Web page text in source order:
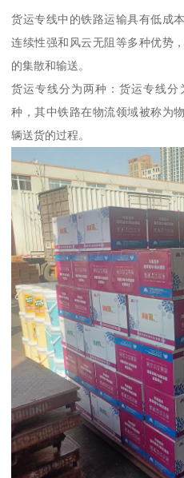
货运专线中的铁路运输具有低成
连续性强和风云无阻等多种优势
的集散和输送。
货运专线分为两种：货运专线
种，其中铁路在物流领域被称为
辆送货的过程。